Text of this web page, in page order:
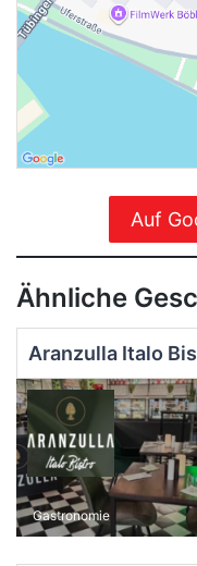
Auf
Ähnliche
Gastronomie